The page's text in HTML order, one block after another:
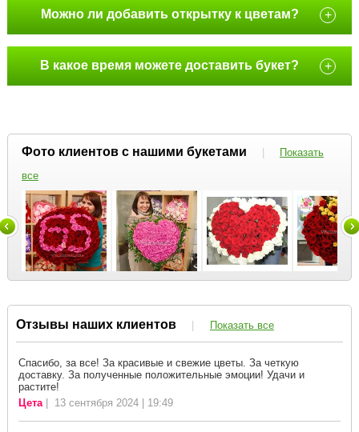
Можно ли добавить открытку к цветам? +
В какое время можете доставить букет? +
Фото клиентов с нашими букетами |
Показать
все
Отзывы наших клиентов | Показать все
Спасибо, за все! За красивые и свежие цветы. За четкую
доставку. За полученные положительные эмоции! Удачи и
растите!
Цета| 13 сентября 2024 | 19:49